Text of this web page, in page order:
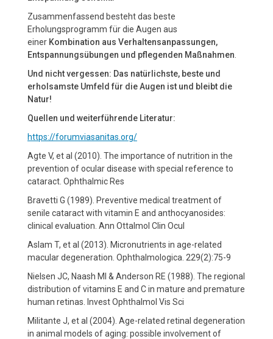
Zusammenfassend besteht das beste
Erholungsprogramm für die Augen aus
einer Kombination aus Verhaltensanpassungen,
Entspannungsübungen und pflegenden Maßnahmen
Und nicht vergessen: Das natürlichste, beste und
erholsamste Umfeld für die Augen ist und bleibt die
Natur!
Quellen und weiterführende Literatur:
https://forumviasanitas.org/
Agte V, et al (2010). The importance of nutrition in the
prevention of ocular disease with special reference to
cataract. Ophthalmic Res
Bravetti G (1989). Preventive medical treatment of
senile cataract with vitamin E and anthocyanosides:
clinical evaluation. Ann Ottalmol Clin Ocul
Aslam T, et al (2013). Micronutrients in age-related
macular degeneration. Ophthalmologica. 229(2):75-9
Nielsen JC, Naash MI & Anderson RE (1988). The regional
distribution of vitamins E and C in mature and premature
human retinas. Invest Ophthalmol Vis Sci
Militante J, et al (2004). Age-related retinal degeneration
in animal models of aging: possible involvement of